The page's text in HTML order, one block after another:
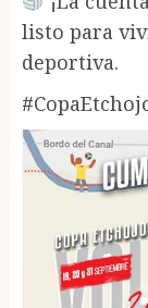
listo para
deportiva.